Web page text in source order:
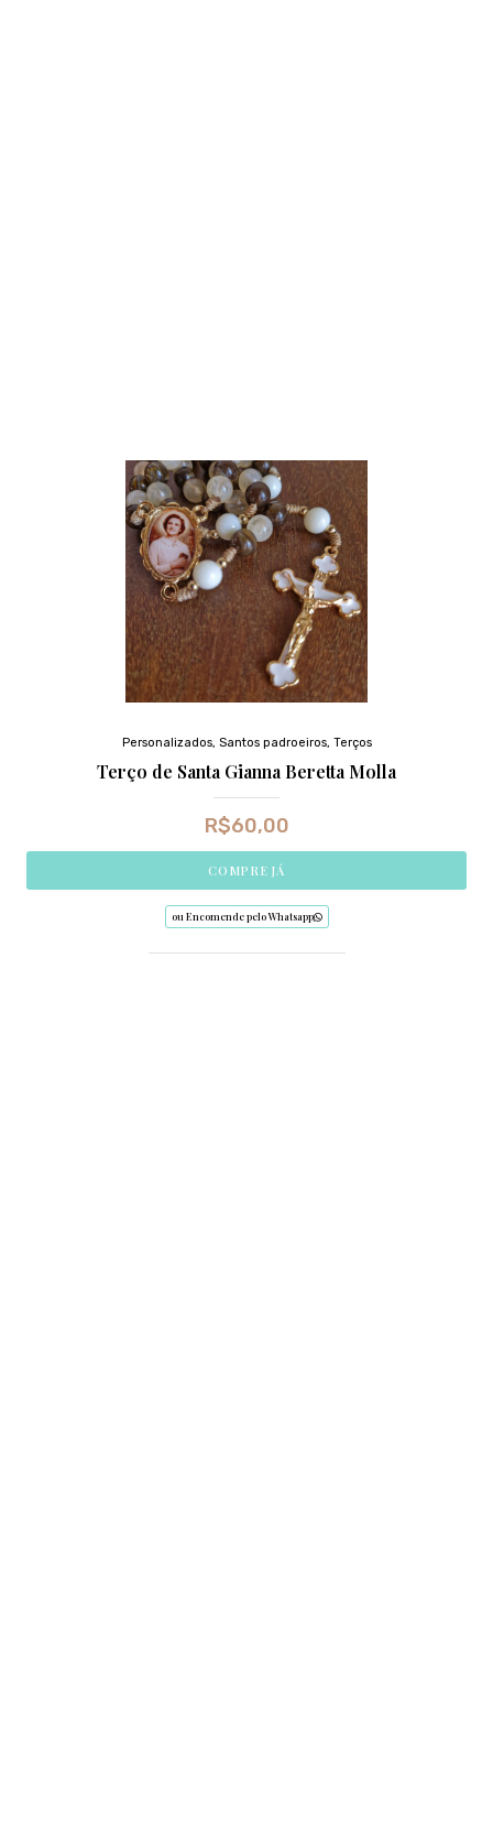
Personalizados, Santos padroeiros, Terços
Terço de Santa Gianna Beretta Molla
R$60,00
COMPRE JÁ
ou Encomende pelo Whatsapp